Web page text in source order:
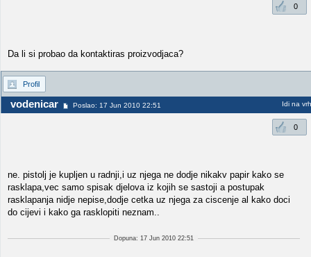
0
Da li si probao da kontaktiras proizvodjaca?
Profil
vodenicar Poslao: 17 Jun 2010 22:51 Idi na vrh
0
ne. pistolj je kupljen u radnji,i uz njega ne dodje nikakv papir kako se
rasklapa,vec samo spisak djelova iz kojih se sastoji a postupak
rasklapanja nidje nepise,dodje cetka uz njega za ciscenje al kako doci
do cijevi i kako ga rasklopiti neznam..
Dopuna: 17 Jun 2010 22:51